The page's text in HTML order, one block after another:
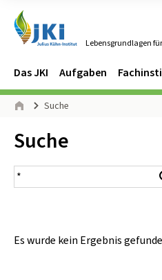
Lebensgrundlagen
Navigation
Hauptmenü
Das JKI Aufgaben
Seitenpfad
Suche
Inhalt:
Suche
Suchergebnis
Es wurde kein Ergebnis